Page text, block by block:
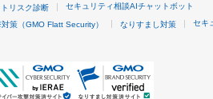
リスク診断 セキュリティ相談AIチャットボット
策（GMO Flatt Security） なりすまし対策 セキ